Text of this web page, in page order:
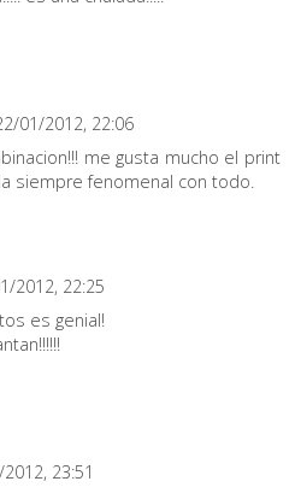
01/2012, 22:06
me gusta mucho el print
siempre fenomenal con todo.
2012, 22:25
es genial!
23:51